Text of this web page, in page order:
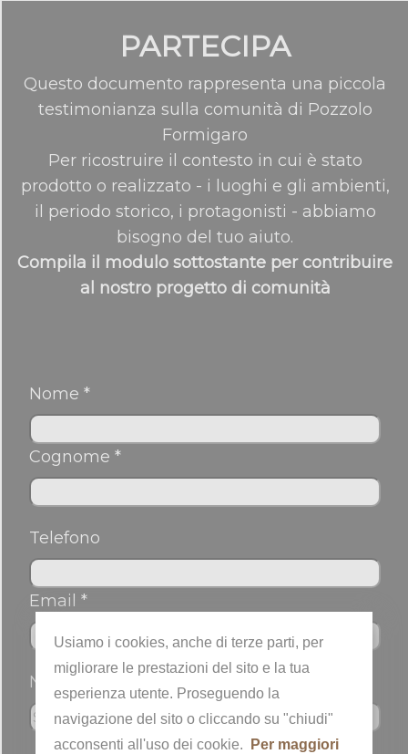
PARTECIPA
Questo documento rappresenta una piccola
testimonianza sulla comunità di Pozzolo
Formigaro
Per ricostruire il contesto in cui è stato
prodotto o realizzato - i luoghi e gli ambienti,
il periodo storico, i protagonisti - abbiamo
bisogno del tuo aiuto.
Compila il modulo sottostante per contribuire
al nostro progetto di comunità
Nome *
Cognome *
Telefono
Email *
Nickname
Usiamo i cookies, anche di terze parti, per
migliorare le prestazioni del sito e la tua
esperienza utente. Proseguendo la
navigazione del sito o cliccando su "chiudi"
acconsenti all'uso dei cookie.
Per maggiori